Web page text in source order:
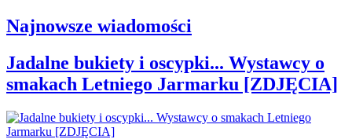
Najnowsze wiadomości
Jadalne bukiety i oscypki... Wystawcy o
smakach Letniego Jarmarku [ZDJĘCIA]